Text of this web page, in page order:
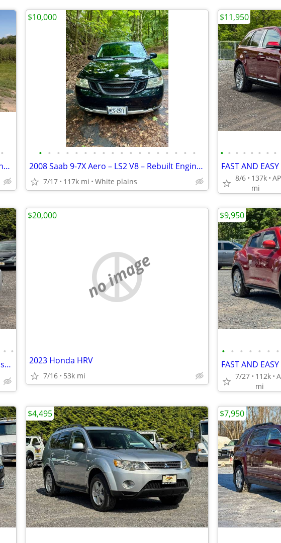
•
2006 Lexus GX470 – Well Maintained | Timing Belt Done | Ready to Drive
• • • • • • • • • • • • • • • • • •
2008 Saab 9-7X Aero – LS2 V8 – Rebuilt Engine – Rare AWD Performance SUV
7/17 117k mi White plains
$10,000
• • • • • • • •
8/6
137k
mi
$11,950
• •
FAST AND EASY CREDIT APPROVAL 2013 Nissan Rogue Special Edition AWD
no image
2023 Honda HRV
7/16 53k mi
$20,000
• • • • • • •
7/27
112k
mi
$9,950
$4,495 $7,950